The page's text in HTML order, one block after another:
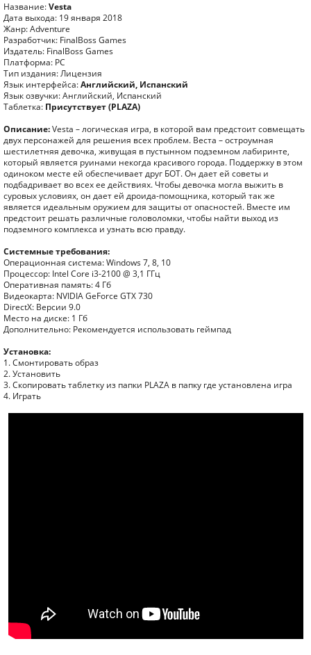
Название:Vesta
Дата выхода: 19 января 2018
Жанр: Adventure
Разработчик: FinalBoss Games
Издатель: FinalBoss Games
Платформа: PC
Тип издания: Лицензия
Язык интерфейса:Английский, Испанский
Язык озвучки: Английский, Испанский
Таблетка: Присутствует (PLAZA)
Описание:Vesta – логическая игра, в которой вам предстоит совмещать
двух персонажей для решения всех проблем. Веста – остроумная
шестилетняя девочка, живущая в пустынном подземном лабиринте,
который является руинами некогда красивого города. Поддержку в этом
одиноком месте ей обеспечивает друг БОТ. Он дает ей советы и
подбадривает во всех ее действиях. Чтобы девочка могла выжить в
суровых условиях, он дает ей дроида-помощника, который так же
является идеальным оружием для защиты от опасностей. Вместе им
предстоит решать различные головоломки, чтобы найти выход из
подземного комплекса и узнать всю правду.
Системные требования:
Операционная система: Windows 7, 8, 10
Процессор: Intel Core i3-2100 @ 3,1 ГГц
Оперативная память: 4 Гб
Видеокарта: NVIDIA GeForce GTX 730
DirectX: Версии 9.0
Место на диске: 1 Гб
Дополнительно: Рекомендуется использовать геймпад
Установка:
1. Смонтировать образ
2. Установить
3. Скопировать таблетку из папки PLAZA в папку где установлена игра
4. Играть